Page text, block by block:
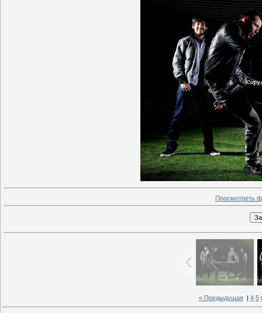
Просмотреть
« Предыдущая| 4 5